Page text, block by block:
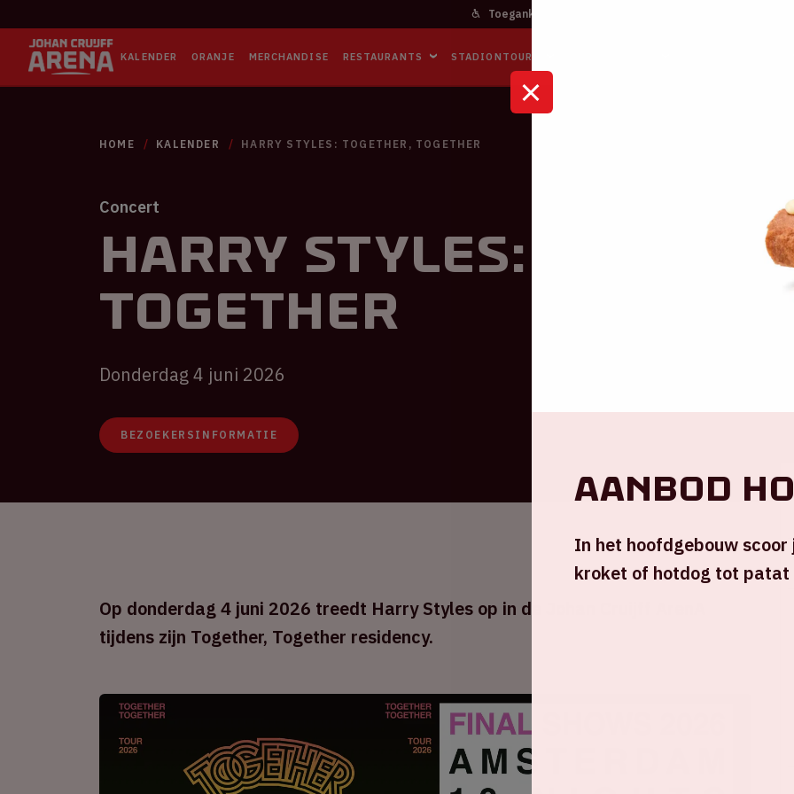
Toegankelijkheid
KALENDER ORANJE MERCHANDISE RESTAURANTS STADIONTOURS
HOME KALENDER HARRY STYLES: TOGETHER, TOGETHER
Concert
Harry Styles:
TOGETHER
Donderdag 4 juni 2026
BEZOEKERSINFORMATIE
Op donderdag 4 juni 2026 treedt Harry Styles op in de Johan Cruijff ArenA
tijdens zijn Together, Together residency.
Aanbod
In het hoofdgebouw
kroket of hotdog tot patat